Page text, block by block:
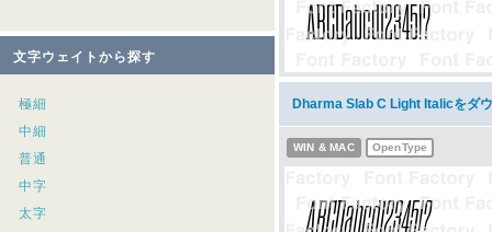
文字ウェイトから探す
極細
中細
普通
中字
太字
Dharma Slab C Light Italicをダ
WIN & MAC OpenType